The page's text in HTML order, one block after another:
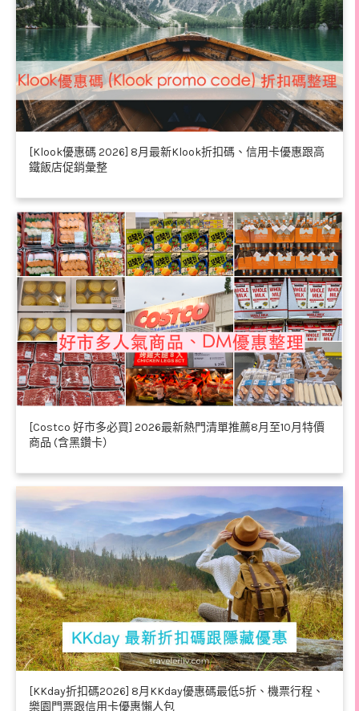
[Klook優惠碼 2026] 8月最新Klook折扣碼、信用卡優惠跟高
鐵飯店促銷彙整
[Costco 好市多必買] 2026最新熱門清單推薦8月至10月特價
商品 (含黑鑽卡）
[KKday折扣碼2026] 8月KKday優惠碼最低5折、機票行程、
樂園門票跟信用卡優惠懶人包